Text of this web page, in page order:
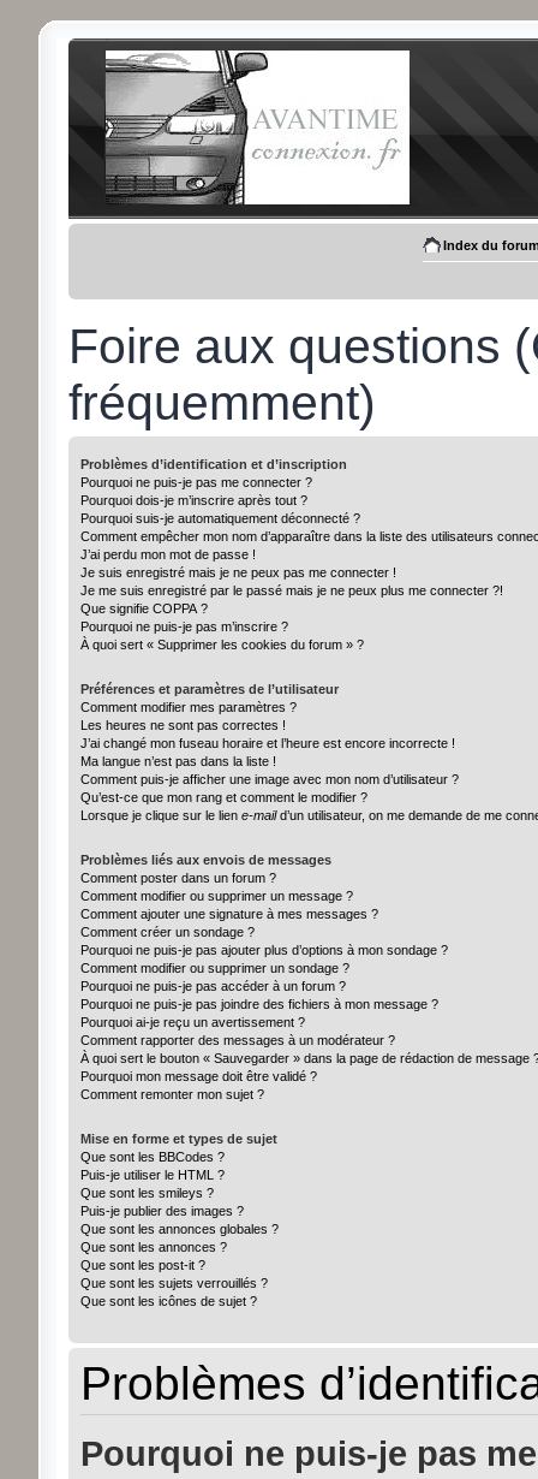
Index du
Foire aux questions
fréquemment)
Problèmes d’identification et d’inscription
Pourquoi ne puis-je pas me connecter ?
Pourquoi dois-je m’inscrire après tout ?
Pourquoi suis-je automatiquement déconnecté ?
Comment empêcher mon nom d’apparaître dans la liste des utilisateurs
J’ai perdu mon mot de passe !
Je suis enregistré mais je ne peux pas me connecter !
Je me suis enregistré par le passé mais je ne peux plus me connecter ?!
Que signifie COPPA ?
Pourquoi ne puis-je pas m’inscrire ?
À quoi sert « Supprimer les cookies du forum » ?
Préférences et paramètres de l’utilisateur
Comment modifier mes paramètres ?
Les heures ne sont pas correctes !
J’ai changé mon fuseau horaire et l’heure est encore incorrecte !
Ma langue n’est pas dans la liste !
Comment puis-je afficher une image avec mon nom d’utilisateur ?
Qu’est-ce que mon rang et comment le modifier ?
Lorsque je clique sur le lien e-maild’un utilisateur, on me demande de me
Problèmes liés aux envois de messages
Comment poster dans un forum ?
Comment modifier ou supprimer un message ?
Comment ajouter une signature à mes messages ?
Comment créer un sondage ?
Pourquoi ne puis-je pas ajouter plus d’options à mon sondage ?
Comment modifier ou supprimer un sondage ?
Pourquoi ne puis-je pas accéder à un forum ?
Pourquoi ne puis-je pas joindre des fichiers à mon message ?
Pourquoi ai-je reçu un avertissement ?
Comment rapporter des messages à un modérateur ?
À quoi sert le bouton « Sauvegarder » dans la page de rédaction de message
Pourquoi mon message doit être validé ?
Comment remonter mon sujet ?
Mise en forme et types de sujet
Que sont les BBCodes ?
Puis-je utiliser le HTML ?
Que sont les smileys ?
Puis-je publier des images ?
Que sont les annonces globales ?
Que sont les annonces ?
Que sont les post-it ?
Que sont les sujets verrouillés ?
Que sont les icônes de sujet ?
Problèmes
Pourquoi ne puis-je pas